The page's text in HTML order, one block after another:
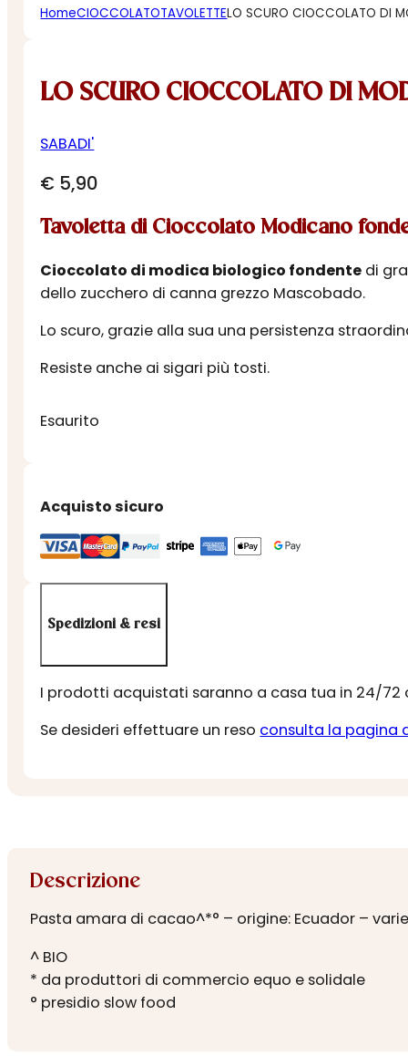
HomeCIOCCOLATOTAVOLETTELO SCURO CIOCCOLATO DI
LO SCURO CIOCCOLATO DI
SABADI'
€ 5,90
Tavoletta di Cioccolato Modicano
Cioccolato di modica biologico fondente di
dello zucchero di canna grezzo Mascobado.
Lo scuro, grazie alla sua una persistenza
Resiste anche ai sigari più tosti.
Esaurito
Acquisto sicuro
Spedizioni & resi
I prodotti acquistati saranno a casa tua in 24/72
Se desideri effettuare un reso consulta la pagina
Descrizione
Pasta amara di cacao^*° – origine: Ecuador –
^ BIO
* da produttori di commercio equo e solidale
° presidio slow food